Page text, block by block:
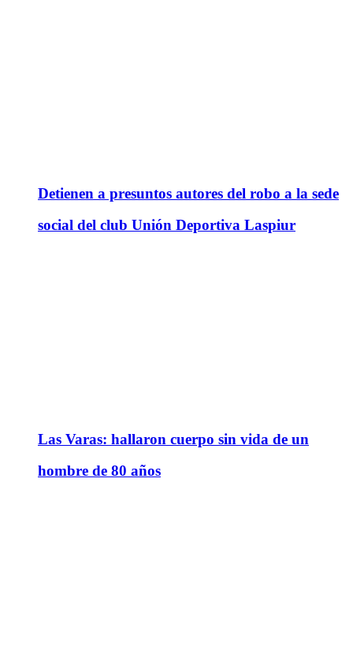
Detienen a presuntos autores del robo a la sede
social del club Unión Deportiva Laspiur
Las Varas: hallaron cuerpo sin vida de un
hombre de 80 años